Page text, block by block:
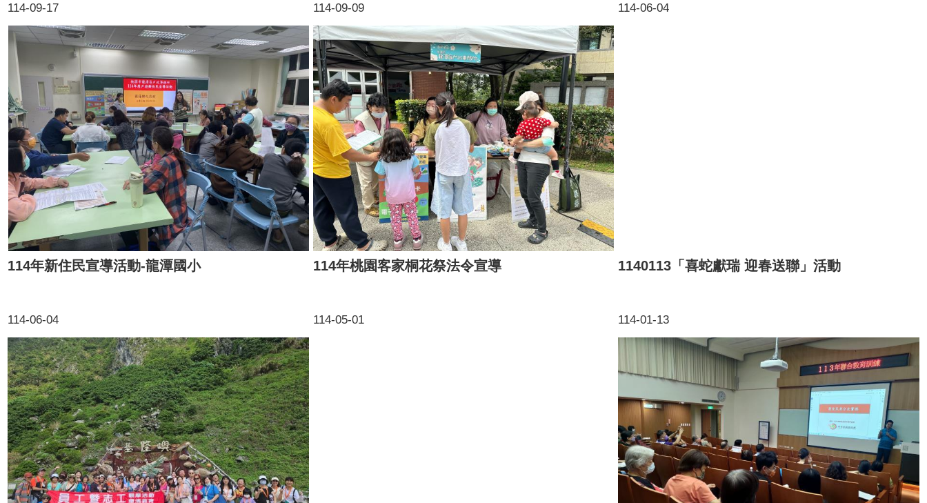
114-09-17 114-09-09 114-06-04
114年新住民宣導活動-龍潭國小
114-06-04
114年桃園客家桐花祭法令宣導
114-05-01
1140113「喜蛇獻瑞 迎春送聯」活動
114-01-13